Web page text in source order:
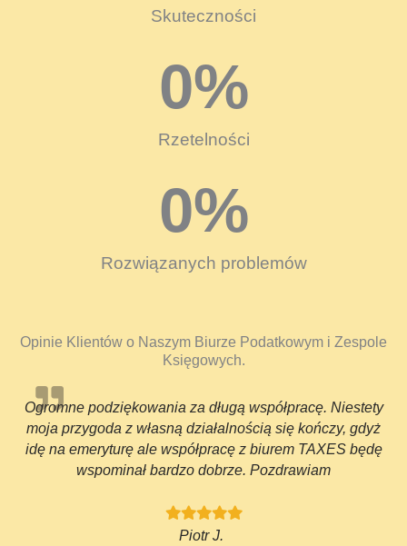
Skuteczności
Rzetelności
0%
Rozwiązanych problemów
0%
Opinie Klientów o Naszym Biurze Podatkowym i Zespole
Księgowych.
Ogromne podziękowania za długą współpracę. Niestety
moja przygoda z własną działalnością się kończy, gdyż
idę na emeryturę ale współpracę z biurem TAXES będę
wspominał bardzo dobrze. Pozdrawiam
Piotr J.